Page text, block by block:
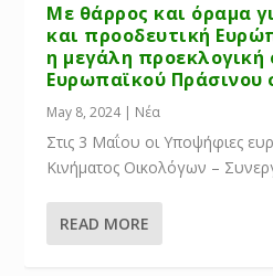
Με θάρρος και όραμα
και προοδευτική
η μεγάλη
Ευρωπαϊκού Πράσινου
May 8, 2024| Νέα
Στις 3 Μαΐου οι Υποψήφιες
Κινήματος Οικολόγων –
READ MORE